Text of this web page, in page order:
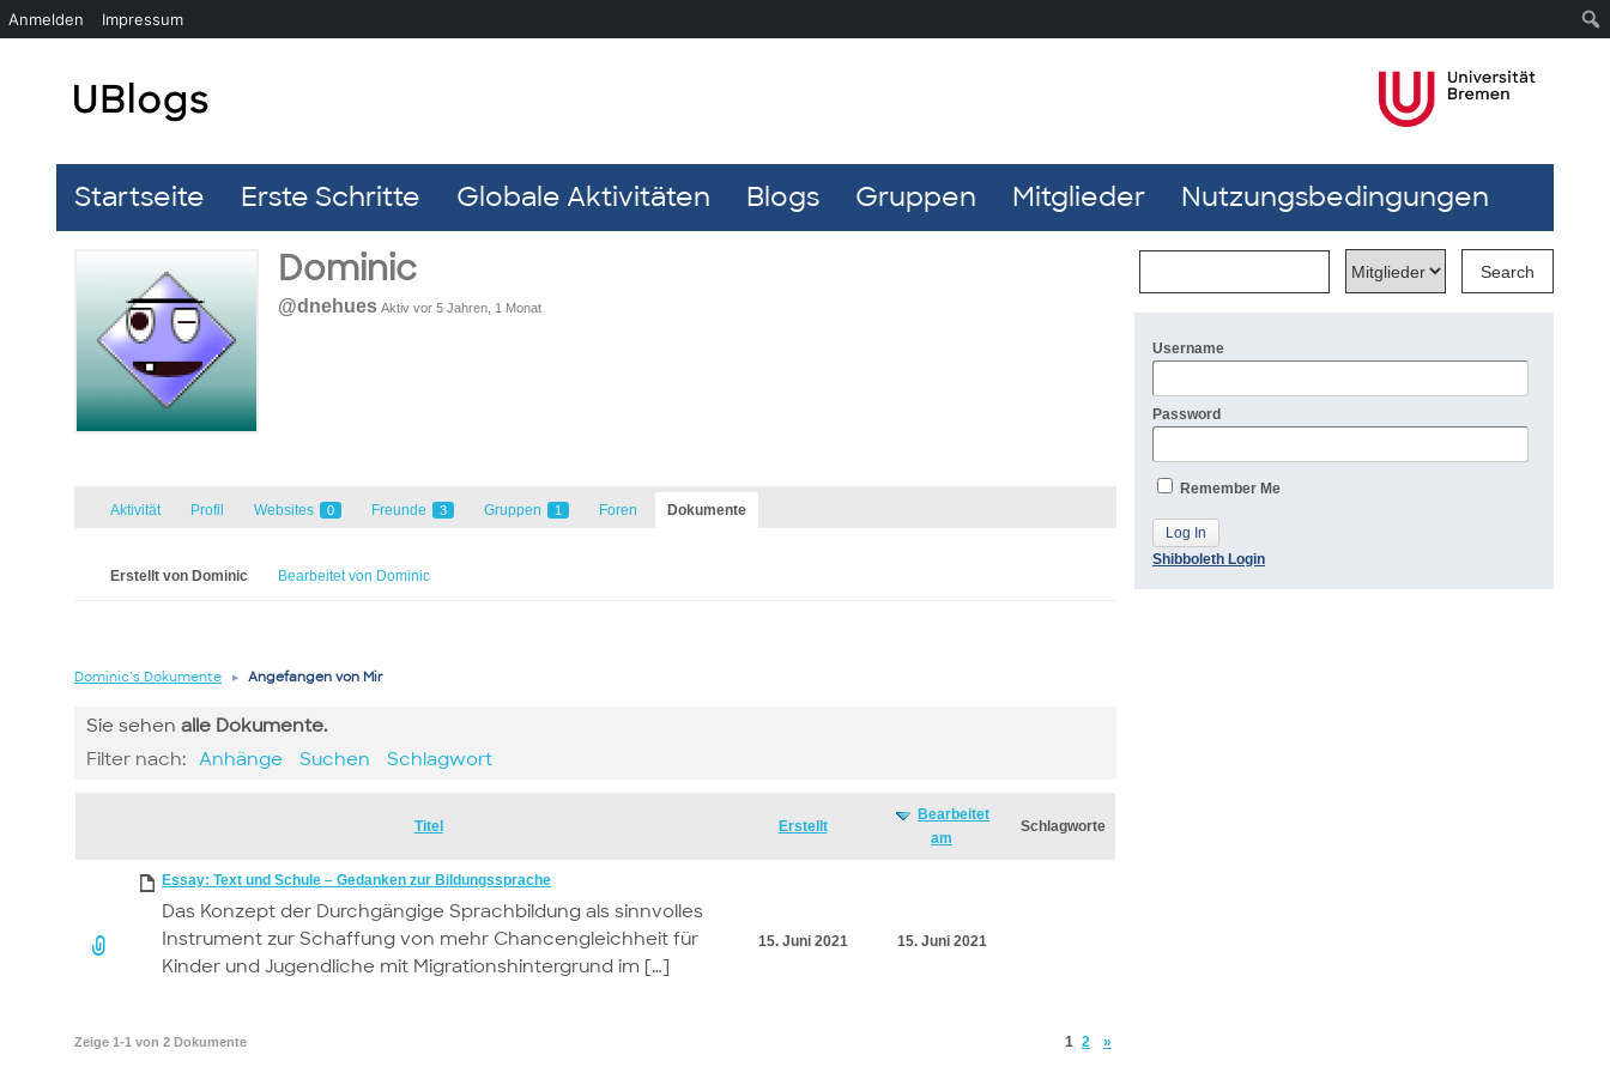
Startseite Erste Schritte Globale Aktivitäten Blogs Gruppen Mitglieder Nutzungsbedingungen
Dominic
@dnehues Aktiv vor 5 Jahren, 1 Monat
Aktivität Profil Websites 0 Freunde 3 Gruppen 1 Foren Dokumente
Erstellt von Dominic Bearbeitet von Dominic
Dominic’s Dokumente ▸ Angefangen von Mir
Sie sehen alle Dokumente.
Filter nach: Anhänge Suchen Schlagwort
Titel Erstellt
Bearbeitet
am
Schlagworte
Essay: Text und Schule – Gedanken zur Bildungssprache
Das Konzept der Durchgängige Sprachbildung als sinnvolles
Instrument zur Schaffung von mehr Chancengleichheit für
Kinder und Jugendliche mit Migrationshintergrund im […]
15. Juni 2021 15. Juni 2021
Zeige 1-1 von 2 Dokumente 1 2 »
Username
Password
Remember Me
Shibboleth Login
Anmelden Impressum